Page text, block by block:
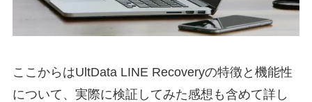
ここからはUltData LINE Recoveryの特徴と機能性
について、実際に検証してみた感想も含めて詳し